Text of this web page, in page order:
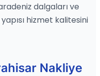
dalgaları ve
hizmet kalitesini
Nakliye